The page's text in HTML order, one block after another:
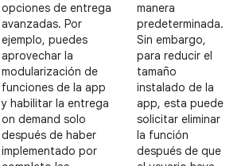
opciones de entrega
avanzadas. Por
ejemplo, puedes
aprovechar la
modularización de
funciones de la app
y habilitar la entrega
on demand solo
después de haber
implementado por
manera
predeterminada.
Sin embargo,
para reducir el
tamaño
instalado de la
app, esta puede
solicitar eliminar
la función
después de que